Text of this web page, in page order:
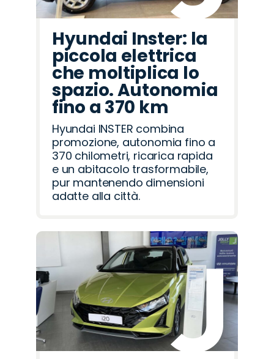
Hyundai Inster: la
piccola elettrica
che moltiplica lo
spazio. Autonomia
fino a 370 km
Hyundai INSTER combina
promozione, autonomia fino a
370 chilometri, ricarica rapida
e un abitacolo trasformabile,
pur mantenendo dimensioni
adatte alla città.